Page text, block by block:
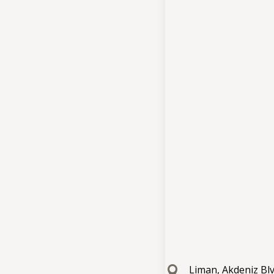
Liman, Akdeniz
ekibimizle